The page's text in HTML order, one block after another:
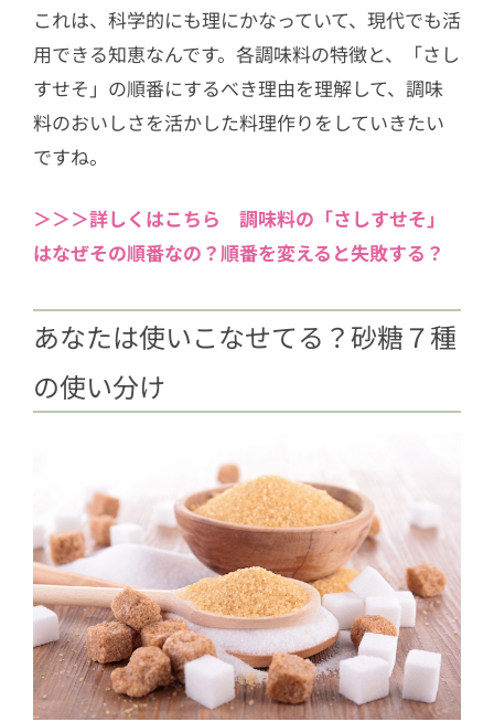
これは、科学的にも理にかなっていて、現代でも活
用できる知恵なんです。各調味料の特徴と、「さし
すせそ」の順番にするべき理由を理解して、調味
料のおいしさを活かした料理作りをしていきたい
ですね。
＞＞＞詳しくはこちら 調味料の「さしすせそ」
はなぜその順番なの？順番を変えると失敗する？
あなたは使いこなせてる？砂糖７種
の使い分け